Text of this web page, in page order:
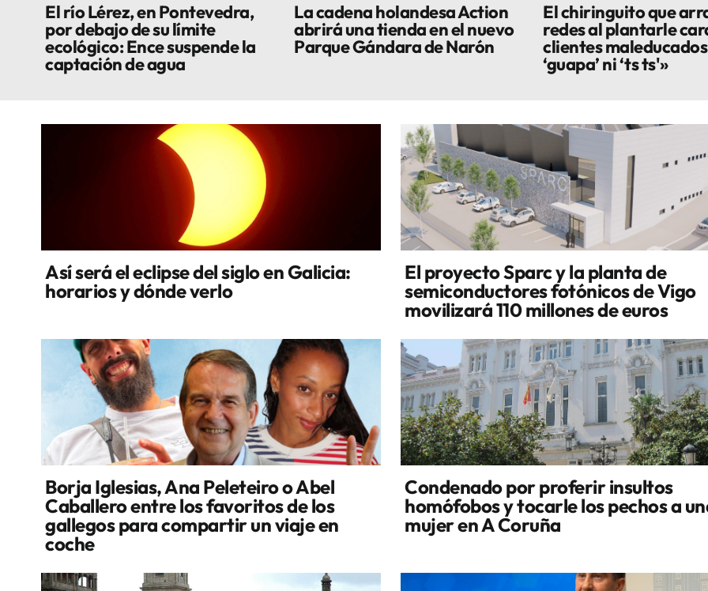
El río Lérez, en Pontevedra,
por debajo de su límite
ecológico: Ence suspende la
captación de agua
La cadena holandesa Action
abrirá una tienda en el nuevo
Parque Gándara de Narón
El chiringuito que
redes al plantarle
clientes
‘guapa’ ni ‘ts ts'»
Así será el eclipse del siglo en Galicia:
horarios y dónde verlo
El proyecto Sparc y la planta de
semiconductores fotónicos de Vigo
movilizará 110 millones de euros
Borja Iglesias, Ana Peleteiro o Abel
Caballero entre los favoritos de los
gallegos para compartir un viaje en
coche
Condenado por proferir insultos
homófobos y tocarle los pechos a
mujer en A Coruña